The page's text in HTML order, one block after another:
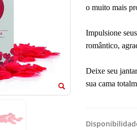
o muito mais
Impulsione
romântico,
Deixe seu
sua cama